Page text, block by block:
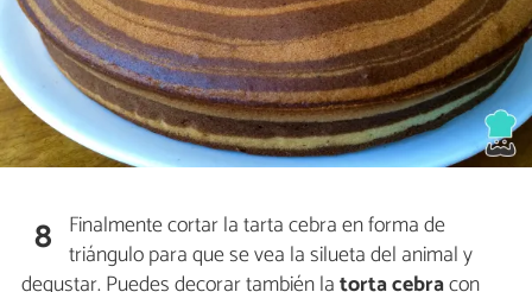
8 Finalmente cortar la tarta cebra en forma de
triángulo para que se vea la silueta del animal y